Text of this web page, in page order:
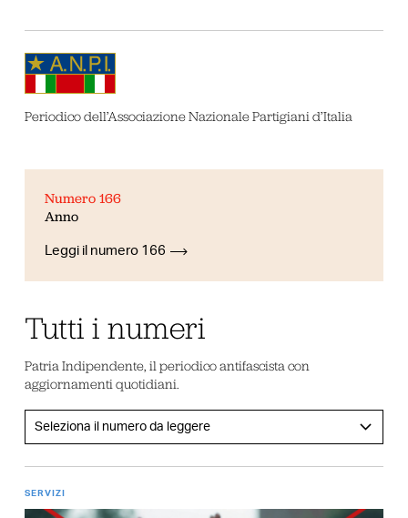
Periodico dell’Associazione Nazionale Partigiani d’Italia
Numero 166
Anno
Leggi il numero 166
Tutti i numeri
Patria Indipendente, il periodico antifascista con
aggiornamenti quotidiani.
SERVIZI